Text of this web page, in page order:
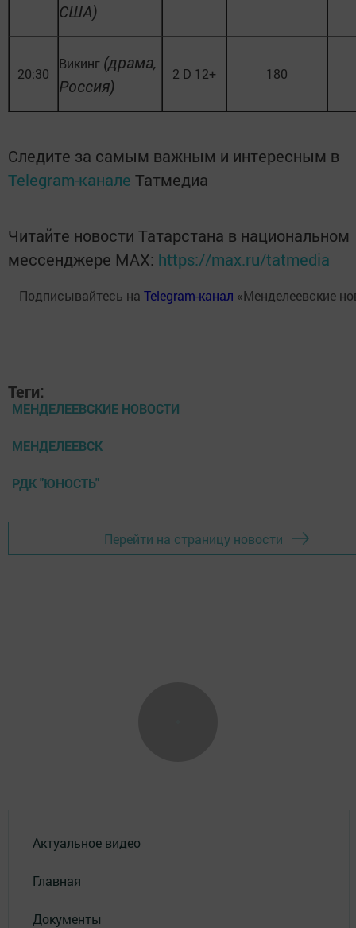
США)
20:30
Викинг (драма,
Россия)
2 D 12+ 180
Следите за самым важным и интересным в
Telegram-канале Татмедиа
Читайте новости Татарстана в национальном
мессенджере MАХ: https://max.ru/tatmedia
Подписывайтесь на Telegram-канал «Менделеевские
Теги:
МЕНДЕЛЕЕВСКИЕ НОВОСТИ
МЕНДЕЛЕЕВСК
РДК "ЮНОСТЬ"
Перейти на страницу новости
Актуальное видео
Главная
Документы